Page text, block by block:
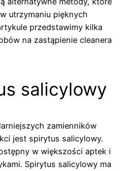
utrzymaniu pięknych
przedstawimy kilka
na zastąpienie cleanera
salicylowy
zamienników
jest spirytus salicylowy.
w większości aptek i
Spirytus salicylowy ma